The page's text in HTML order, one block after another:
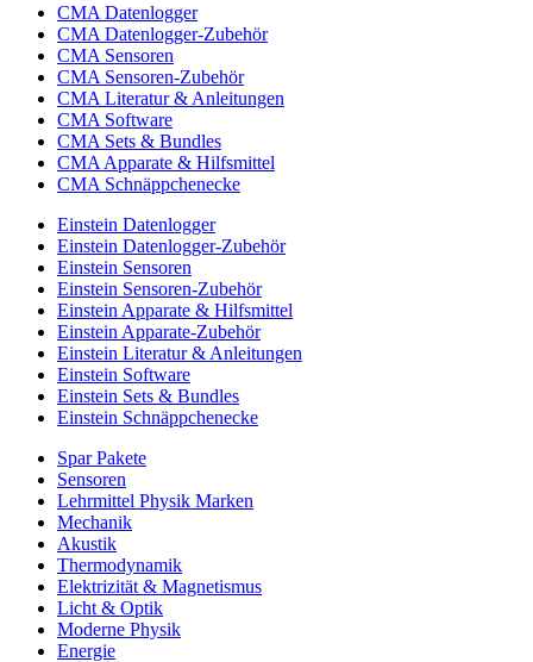
CMA Datenlogger
CMA Datenlogger-Zubehör
CMA Sensoren
CMA Sensoren-Zubehör
CMA Literatur & Anleitungen
CMA Software
CMA Sets & Bundles
CMA Apparate & Hilfsmittel
CMA Schnäppchenecke
Einstein Datenlogger
Einstein Datenlogger-Zubehör
Einstein Sensoren
Einstein Sensoren-Zubehör
Einstein Apparate & Hilfsmittel
Einstein Apparate-Zubehör
Einstein Literatur & Anleitungen
Einstein Software
Einstein Sets & Bundles
Einstein Schnäppchenecke
Spar Pakete
Sensoren
Lehrmittel Physik Marken
Mechanik
Akustik
Thermodynamik
Elektrizität & Magnetismus
Licht & Optik
Moderne Physik
Energie